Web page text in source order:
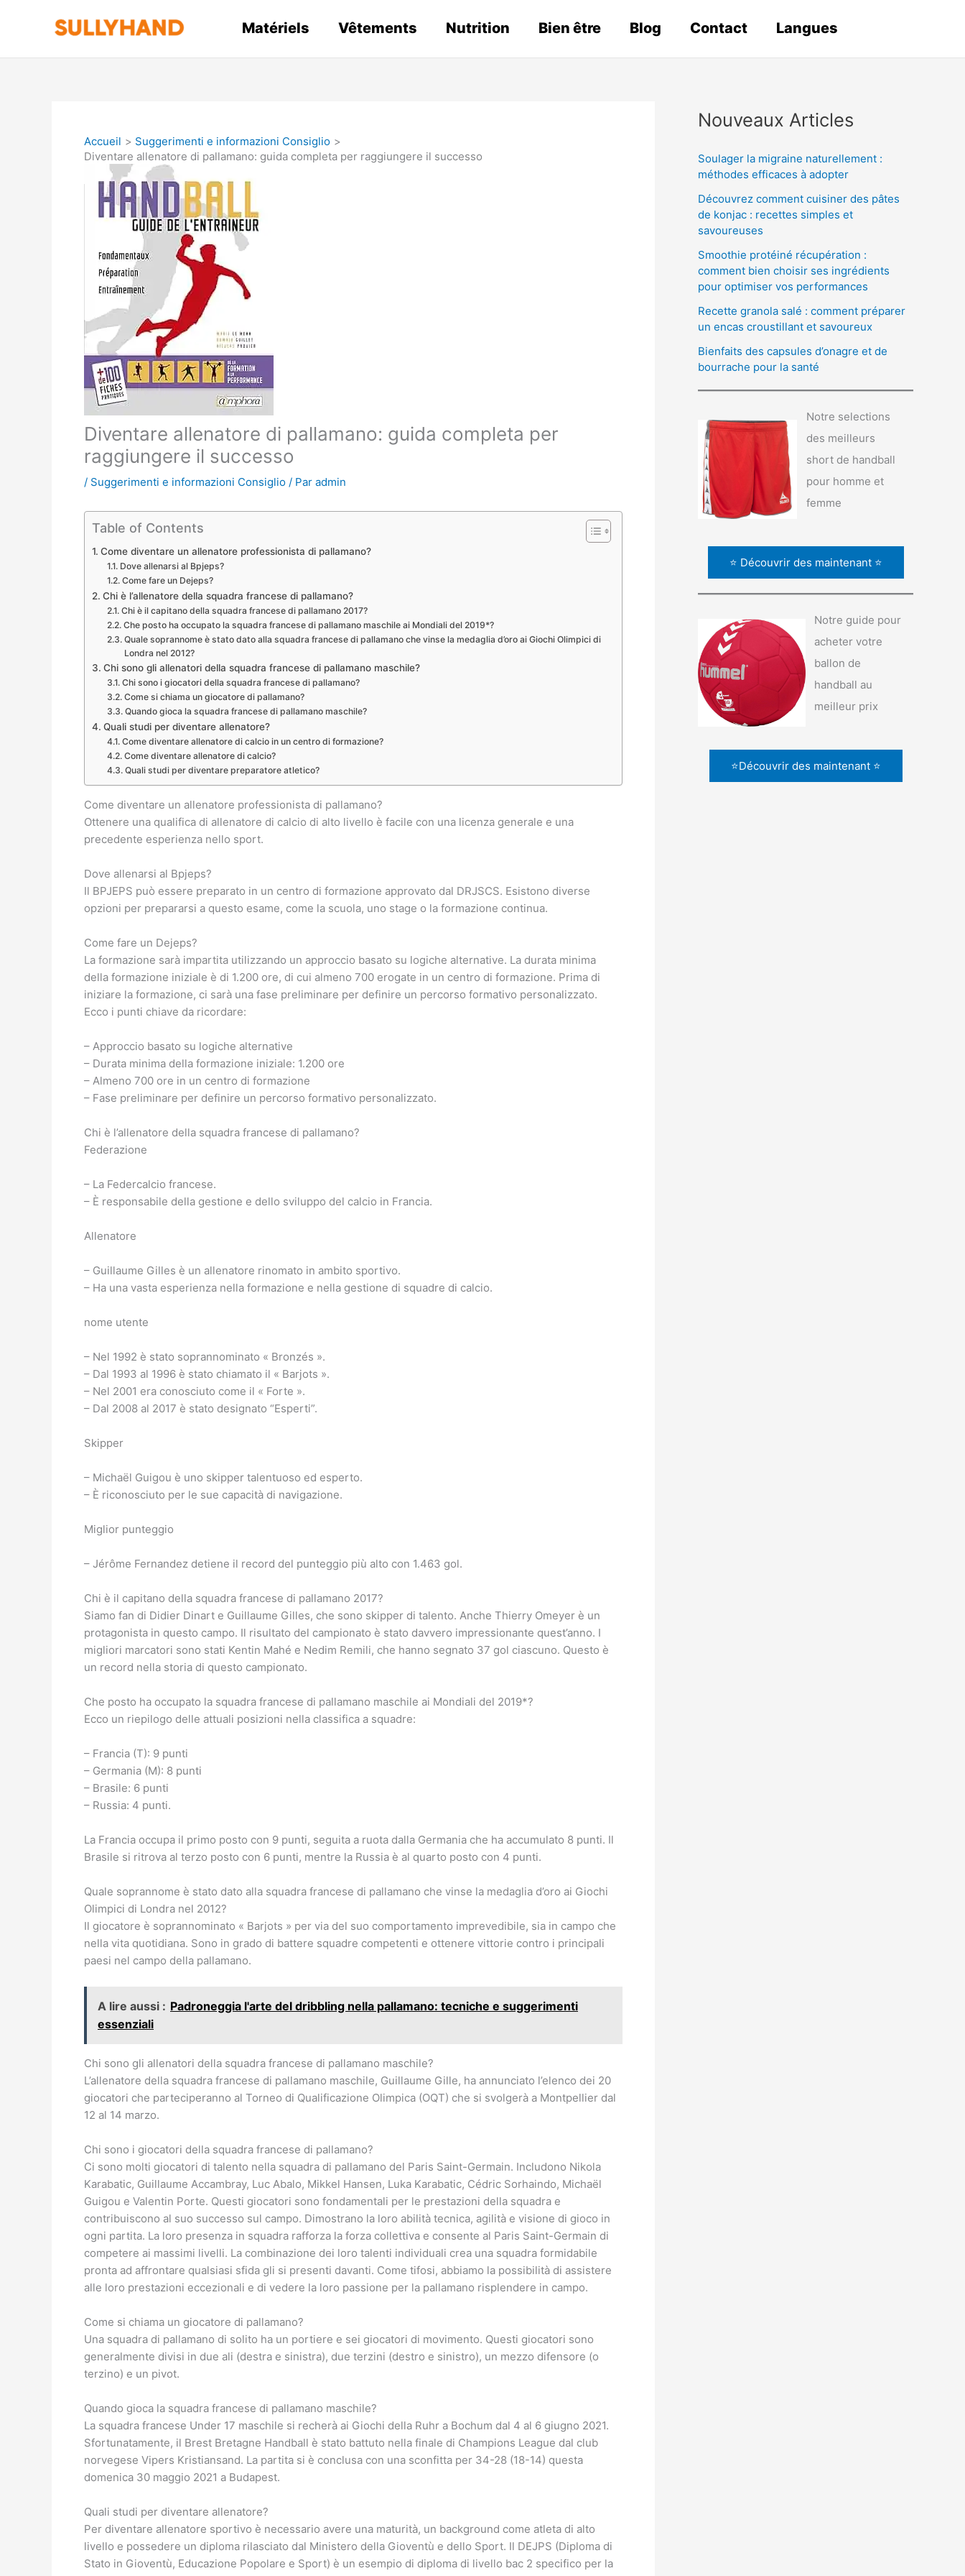
Matériels Vêtements Nutrition Bien être Blog Contact Langues
Accueil
Suggerimenti e informazioni Consiglio
Diventare allenatore di pallamano: guida completa per raggiungere il successo
Diventare allenatore di pallamano: guida completa per
raggiungere il successo
/ Suggerimenti e informazioni Consiglio / Par admin
Table of Contents
Come diventare un allenatore professionista di pallamano?
Dove allenarsi al Bpjeps?
Come fare un Dejeps?
Chi è l’allenatore della squadra francese di pallamano?
Chi è il capitano della squadra francese di pallamano 2017?
Che posto ha occupato la squadra francese di pallamano maschile ai Mondiali del 2019*?
Quale soprannome è stato dato alla squadra francese di pallamano che vinse la medaglia d’oro ai Giochi Olimpici di
Londra nel 2012?
Chi sono gli allenatori della squadra francese di pallamano maschile?
Chi sono i giocatori della squadra francese di pallamano?
Come si chiama un giocatore di pallamano?
Quando gioca la squadra francese di pallamano maschile?
Quali studi per diventare allenatore?
Come diventare allenatore di calcio in un centro di formazione?
Come diventare allenatore di calcio?
Quali studi per diventare preparatore atletico?
Come diventare un allenatore professionista di pallamano?
Ottenere una qualifica di allenatore di calcio di alto livello è facile con una licenza generale e una
precedente esperienza nello sport.
Dove allenarsi al Bpjeps?
Il BPJEPS può essere preparato in un centro di formazione approvato dal DRJSCS. Esistono diverse
opzioni per prepararsi a questo esame, come la scuola, uno stage o la formazione continua.
Come fare un Dejeps?
La formazione sarà impartita utilizzando un approccio basato su logiche alternative. La durata minima
della formazione iniziale è di 1.200 ore, di cui almeno 700 erogate in un centro di formazione. Prima di
iniziare la formazione, ci sarà una fase preliminare per definire un percorso formativo personalizzato.
Ecco i punti chiave da ricordare:
– Approccio basato su logiche alternative
– Durata minima della formazione iniziale: 1.200 ore
– Almeno 700 ore in un centro di formazione
– Fase preliminare per definire un percorso formativo personalizzato.
Chi è l’allenatore della squadra francese di pallamano?
Federazione
– La Federcalcio francese.
– È responsabile della gestione e dello sviluppo del calcio in Francia.
Allenatore
– Guillaume Gilles è un allenatore rinomato in ambito sportivo.
– Ha una vasta esperienza nella formazione e nella gestione di squadre di calcio.
nome utente
– Nel 1992 è stato soprannominato « Bronzés ».
– Dal 1993 al 1996 è stato chiamato il « Barjots ».
– Nel 2001 era conosciuto come il « Forte ».
– Dal 2008 al 2017 è stato designato “Esperti”.
Skipper
– Michaël Guigou è uno skipper talentuoso ed esperto.
– È riconosciuto per le sue capacità di navigazione.
Miglior punteggio
– Jérôme Fernandez detiene il record del punteggio più alto con 1.463 gol.
Chi è il capitano della squadra francese di pallamano 2017?
Siamo fan di Didier Dinart e Guillaume Gilles, che sono skipper di talento. Anche Thierry Omeyer è un
protagonista in questo campo. Il risultato del campionato è stato davvero impressionante quest’anno. I
migliori marcatori sono stati Kentin Mahé e Nedim Remili, che hanno segnato 37 gol ciascuno. Questo è
un record nella storia di questo campionato.
Che posto ha occupato la squadra francese di pallamano maschile ai Mondiali del 2019*?
Ecco un riepilogo delle attuali posizioni nella classifica a squadre:
– Francia (T): 9 punti
– Germania (M): 8 punti
– Brasile: 6 punti
– Russia: 4 punti.
La Francia occupa il primo posto con 9 punti, seguita a ruota dalla Germania che ha accumulato 8 punti. Il
Brasile si ritrova al terzo posto con 6 punti, mentre la Russia è al quarto posto con 4 punti.
Quale soprannome è stato dato alla squadra francese di pallamano che vinse la medaglia d’oro ai Giochi
Olimpici di Londra nel 2012?
Il giocatore è soprannominato « Barjots » per via del suo comportamento imprevedibile, sia in campo che
nella vita quotidiana. Sono in grado di battere squadre competenti e ottenere vittorie contro i principali
paesi nel campo della pallamano.
A lire aussi : Padroneggia l'arte del dribbling nella pallamano: tecniche e suggerimenti
essenziali
Chi sono gli allenatori della squadra francese di pallamano maschile?
L’allenatore della squadra francese di pallamano maschile, Guillaume Gille, ha annunciato l’elenco dei 20
giocatori che parteciperanno al Torneo di Qualificazione Olimpica (OQT) che si svolgerà a Montpellier dal
12 al 14 marzo.
Chi sono i giocatori della squadra francese di pallamano?
Ci sono molti giocatori di talento nella squadra di pallamano del Paris Saint-Germain. Includono Nikola
Karabatic, Guillaume Accambray, Luc Abalo, Mikkel Hansen, Luka Karabatic, Cédric Sorhaindo, Michaël
Guigou e Valentin Porte. Questi giocatori sono fondamentali per le prestazioni della squadra e
contribuiscono al suo successo sul campo. Dimostrano la loro abilità tecnica, agilità e visione di gioco in
ogni partita. La loro presenza in squadra rafforza la forza collettiva e consente al Paris Saint-Germain di
competere ai massimi livelli. La combinazione dei loro talenti individuali crea una squadra formidabile
pronta ad affrontare qualsiasi sfida gli si presenti davanti. Come tifosi, abbiamo la possibilità di assistere
alle loro prestazioni eccezionali e di vedere la loro passione per la pallamano risplendere in campo.
Come si chiama un giocatore di pallamano?
Una squadra di pallamano di solito ha un portiere e sei giocatori di movimento. Questi giocatori sono
generalmente divisi in due ali (destra e sinistra), due terzini (destro e sinistro), un mezzo difensore (o
terzino) e un pivot.
Quando gioca la squadra francese di pallamano maschile?
La squadra francese Under 17 maschile si recherà ai Giochi della Ruhr a Bochum dal 4 al 6 giugno 2021.
Sfortunatamente, il Brest Bretagne Handball è stato battuto nella finale di Champions League dal club
norvegese Vipers Kristiansand. La partita si è conclusa con una sconfitta per 34-28 (18-14) questa
domenica 30 maggio 2021 a Budapest.
Quali studi per diventare allenatore?
Per diventare allenatore sportivo è necessario avere una maturità, un background come atleta di alto
livello e possedere un diploma rilasciato dal Ministero della Gioventù e dello Sport. Il DEJPS (Diploma di
Stato in Gioventù, Educazione Popolare e Sport) è un esempio di diploma di livello bac 2 specifico per la
Nouveaux Articles
Soulager la migraine naturellement :
méthodes efficaces à adopter
Découvrez comment cuisiner des pâtes
de konjac : recettes simples et
savoureuses
Smoothie protéiné récupération :
comment bien choisir ses ingrédients
pour optimiser vos performances
Recette granola salé : comment préparer
un encas croustillant et savoureux
Bienfaits des capsules d’onagre et de
bourrache pour la santé
Notre selections
des meilleurs
short de handball
pour homme et
femme
⭐ Découvrir des maintenant ⭐
Notre guide pour
acheter votre
ballon de
handball au
meilleur prix
⭐Découvrir des maintenant ⭐